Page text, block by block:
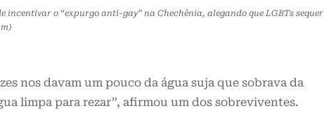
incentivar o “expurgo anti-gay” na Chechênia, alegando que LGBTs sequer
nos davam um pouco da água suja que sobrava da
limpa para rezar”, afirmou um dos sobreviventes.